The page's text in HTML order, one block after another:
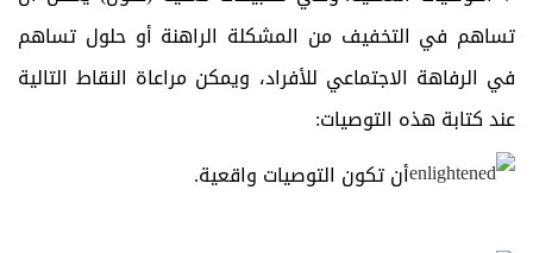
تساهم في التخفيف من المشكلة الراهنة أو حلول تساهم
في الرفاهة الاجتماعي للأفراد، ويمكن مراعاة النقاط التالية
عند كتابة هذه التوصيات:
أن تكون التوصيات واقعية.